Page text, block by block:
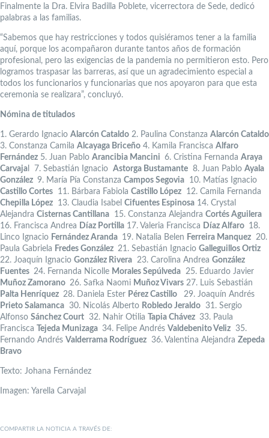
Finalmente la Dra. Elvira Badilla Poblete, vicerrectora de Sede, dedicó
palabras a las familias.
“Sabemos que hay restricciones y todos quisiéramos tener a la familia
aquí, porque los acompañaron durante tantos años de formación
profesional, pero las exigencias de la pandemia no permitieron esto. Pero
logramos traspasar las barreras, así que un agradecimiento especial a
todos los funcionarios y funcionarias que nos apoyaron para que esta
ceremonia se realizara”, concluyó.
Nómina de titulados
1. Gerardo Ignacio Alarcón Cataldo 2. Paulina Constanza Alarcón Cataldo
3. Constanza Camila Alcayaga Briceño 4. Kamila Francisca Alfaro
Fernández 5. Juan Pablo Arancibia Mancini 6. Cristina Fernanda Araya
Carvaja l 7. Sebastián Ignacio Astorga Bustamante 8. Juan Pablo Ayala
González 9. María Pía Constanza Campos Segovia 10. Matías Ignacio
Castillo Cortes 11. Bárbara Fabiola Castillo López 12. Camila Fernanda
Chepilla López 13. Claudia Isabel Cifuentes Espinosa 14. Crystal
Alejandra Cisternas Cantillana 15. Constanza Alejandra Cortés Aguilera
16. Francisca Andrea Díaz Portilla 17. Valeria Francisca Díaz Alfaro 18.
Linco Ignacio Fernández Aranda 19. Natalia Belen Ferreira Manquez 20.
Paula Gabriela Fredes González 21. Sebastián Ignacio Galleguillos Ortiz
22. Joaquín Ignacio González Rivera 23. Carolina Andrea González
Fuentes 24. Fernanda Nicolle Morales Sepúlveda 25. Eduardo Javier
Muñoz Zamorano 26. Safka Naomi Muñoz Vivars 27. Luis Sebastián
Palta Henríquez 28. Daniela Ester Pérez Castillo
29. Joaquín Andrés
Prieto Salamanca 30. Nicolás Alberto Robledo Jeraldo 31. Sergio
Alfonso Sánchez Court 32. Nahir Otilia Tapia Chávez 33. Paula
Francisca Tejeda Munizaga 34. Felipe Andrés Valdebenito Veliz 35.
Fernando Andrés Valderrama Rodríguez 36. Valentina Alejandra Zepeda
Bravo
Texto: Johana Fernández
Imagen: Yarella Carvajal
COMPARTIR LA NOTICIA A TRAVÉS DE: